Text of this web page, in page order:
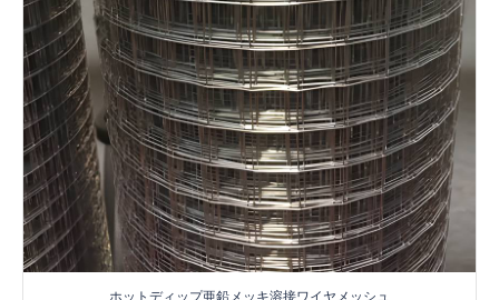
ホットディップ亜鉛メッキ溶接ワイヤメッシュ